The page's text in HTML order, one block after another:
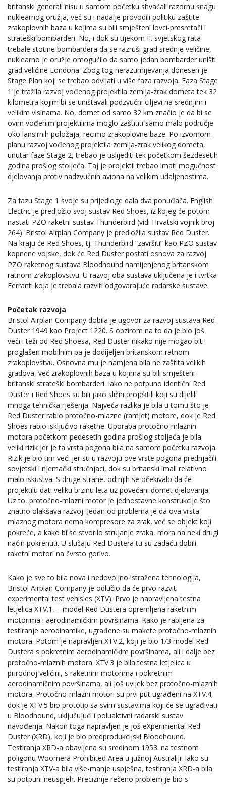
britanski generali nisu u samom početku shvaćali razornu snagu
nuklearnog oružja, već su i nadalje provodili politiku zaštite
zrakoplovnih baza u kojima su bili smješteni lovci-presretači i
strateški bombarderi. No, i dok su tijekom II. svjetskog rata
trebale stotine bombardera da se razruši grad srednje veličine,
nuklearno je oružje omogućilo da samo jedan bombarder uništi
grad veličine Londona. Zbog tog nerazumijevanja donesen je
Stage Plan koji se trebao odvijati u više faza razvoja. Faza Stage
1 je tražila razvoj vođenog projektila zemlja-zrak dometa tek 32
kilometra kojim bi se uništavali podzvučni ciljevi na srednjim i
velikim visinama. No, domet od samo 32 km značio je da bi se
ovim vođenim projektilima moglo zaštititi samo malo područje
oko lansirnih položaja, recimo zrakoplovne baze. Po izvornom
planu razvoj vođenog projektila zemlja-zrak velikog dometa,
unutar faze Stage 2, trebao je uslijediti tek početkom šezdesetih
godina prošlog stoljeća. Taj je projektil trebao imati mogućnost
djelovanja protiv nadzvučnih aviona na velikim udaljenostima.
Za fazu Stage 1 svoje su prijedloge dala dva ponuđača. English
Electric je predložio svoj sustav Red Shoes, iz kojeg će potom
nastati PZO raketni sustav Thunderbird (vidi Hrvatski vojnik broj
264). Bristol Airplan Company je predložila sustav Red Duster.
Na kraju će Red Shoes, tj. Thunderbird “završiti” kao PZO sustav
kopnene vojske, dok će Red Duster postati osnova za razvoj
PZO raketnog sustava Bloodhound namijenjenog britanskom
ratnom zrakoplovstvu. U razvoj oba sustava uključena je i tvrtka
Ferranti koja je trebala razviti odgovarajuće radarske sustave.
Početak razvoja
Bristol Airplan Company dobila je ugovor za razvoj sustava Red
Duster 1949 kao Project 1220. S obzirom na to da je bio još
veći i teži od Red Shoesa, Red Duster nikako nije mogao biti
proglašen mobilnim pa je dodijeljen britanskom ratnom
zrakoplovstvu. Osnovna mu je namjena bila ne zaštita velikih
gradova, već zrakoplovnih baza u kojima su bili smješteni
britanski strateški bombarderi. Iako ne potpuno identični Red
Duster i Red Shoes su bili jako slični projektili koji su dijelili
mnoga tehnička rješenja. Najveća razlika je bila u tomu što je
Red Duster rabio protočno-mlazne (ramjet) motore, dok je Red
Shoes rabio isključivo raketne. Uporaba protočno-mlaznih
motora početkom pedesetih godina prošlog stoljeća je bila
veliki rizik jer je ta vrsta pogona bila na samom početku razvoja.
Rizik je bio tim veći jer su u razvoju ove vrste pogona prednjačili
sovjetski i njemački stručnjaci, dok su britanski imali relativno
malo iskustva. S druge strane, od njih se očekivalo da će
projektilu dati veliku brzinu leta uz povećani domet djelovanja.
Uz to, protočno-mlazni motor je jednostavne konstrukcije što
znatno olakšava razvoj. Jedan od problema je da ova vrsta
mlaznog motora nema kompresore za zrak, već se objekt koji
pokreće, a kako bi se stvorilo strujanje zraka, mora na neki drugi
način pokrenuti. U slučaju Red Dustera tu su zadaću dobili
raketni motori na čvrsto gorivo.
Kako je sve to bila nova i nedovoljno istražena tehnologija,
Bristol Airplan Company je odlučio da će prvo razviti
experimental test vehisles (XTV). Prvo je napravljena testna
letjelica XTV.1, – model Red Dustera opremljena raketnim
motorima i aerodinamičkim površinama. Kako je rabljena za
testiranje aerodinamike, ugrađene su makete protočno-mlaznih
motora. Potom je napravljen XTV.2, koji je bio 1/3 model Red
Dustera s pokretnim aerodinamičkim površinama, ali i dalje bez
protočno-mlaznih motora. XTV.3 je bila testna letjelica u
prirodnoj veličini, s raketnim motorima i pokretnim
aerodinamičnim površinama, ali još uvijek bez protočno-mlaznih
motora. Protočno-mlazni motori su prvi put ugrađeni na XTV.4,
dok je XTV.5 bio prototip sa svim sustavima koji će se ugrađivati
u Bloodhound, uključujući i poluaktivni radarski sustav
navođenja. Nakon toga napravljen je još eXperimental Red
Duster (XRD), koji je bio predprodukcijski Bloodhound.
Testiranja XRD-a obavljena su sredinom 1953. na testnom
poligonu Woomera Prohibited Area u južnoj Australiji. Iako su
testiranja XTV-a bila više-manje uspješna, testiranja XRD-a bila
su potpuni neuspjeh. Preciznije rečeno problem je bio s